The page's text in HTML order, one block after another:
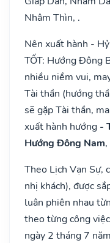
Nhâm Thìn, .
Nên xuất hành -
TỐT: Hướng Đông
nhiều niềm vui,
Tài thần (hướng
sẽ gặp Tài thần,
xuất hành hướng -
Hướng Đông Nam
Theo Lịch Vạn Sự,
nhị khách), được
luân phiên nhau
theo từng công
ngày 2 tháng 7